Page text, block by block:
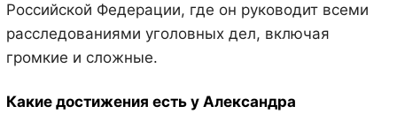
Российской Федерации, где он руководит всеми
расследованиями уголовных дел, включая
громкие и сложные.
Какие достижения есть у Александра